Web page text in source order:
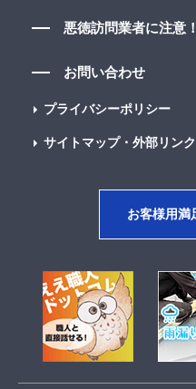
悪徳訪問業者に注意
お問い合わせ
プライバシーポリシー
サイトマップ・外部リンク
お客様用満